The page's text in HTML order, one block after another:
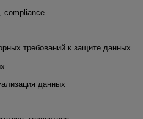
compliance
требований к защите данных
данных